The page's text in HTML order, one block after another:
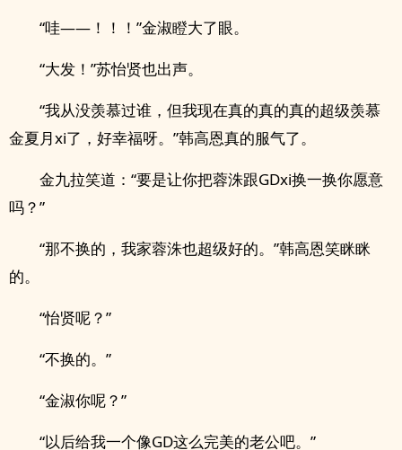
“哇——！！！”金淑瞪大了眼。
“大发！”苏怡贤也出声。
“我从没羡慕过谁，但我现在真的真的真的超级羡慕
金夏月xi了，好幸福呀。”韩高恩真的服气了。
金九拉笑道：“要是让你把蓉洙跟GDxi换一换你愿意
吗？”
“那不换的，我家蓉洙也超级好的。”韩高恩笑眯眯
的。
“怡贤呢？”
“不换的。”
“金淑你呢？”
“以后给我一个像GD这么完美的老公吧。”